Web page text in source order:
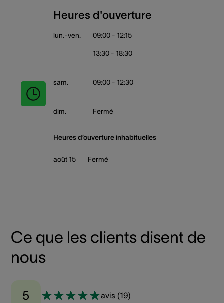
Heures d'ouverture
lun.-ven. 09:00 - 12:15
13:30 - 18:30
sam. 09:00 - 12:30
dim. Fermé
Heures d’ouverture inhabituelles
août 15 Fermé
Ce que les clients disent de
nous
5 avis (19)